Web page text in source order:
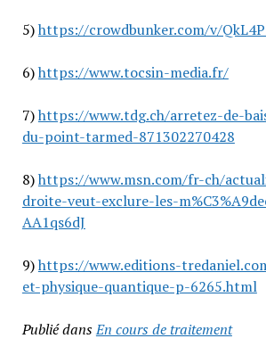
5)https://crowdbunker.com/v/
6)https://www.tocsin-media.fr/
7)https://www.tdg.ch/arretez-de-
du-point-tarmed-871302270428
8)https://www.msn.com/fr-ch/
droite-veut-exclure-les-
AA1qs6dJ
9)https://www.editions-
et-physique-quantique-p-6265.html
Publié dansEn cours de traitement